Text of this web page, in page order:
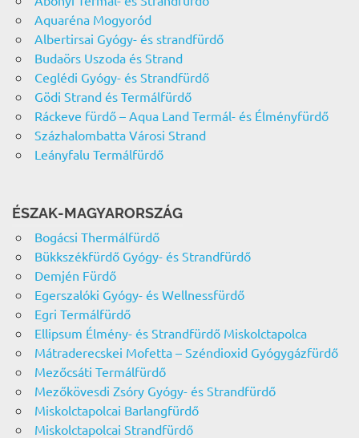
Aquaréna Mogyoród
Albertirsai Gyógy- és strandfürdő
Budaörs Uszoda és Strand
Ceglédi Gyógy- és Strandfürdő
Gödi Strand és Termálfürdő
Ráckeve fürdő – Aqua Land Termál- és Élményfürdő
Százhalombatta Városi Strand
Leányfalu Termálfürdő
ÉSZAK-MAGYARORSZÁG
Bogácsi Thermálfürdő
Bükkszékfürdő Gyógy- és Strandfürdő
Demjén Fürdő
Egerszalóki Gyógy- és Wellnessfürdő
Egri Termálfürdő
Ellipsum Élmény- és Strandfürdő Miskolctapolca
Mátraderecskei Mofetta – Széndioxid Gyógygázfürdő
Mezőcsáti Termálfürdő
Mezőkövesdi Zsóry Gyógy- és Strandfürdő
Miskolctapolcai Barlangfürdő
Miskolctapolcai Strandfürdő